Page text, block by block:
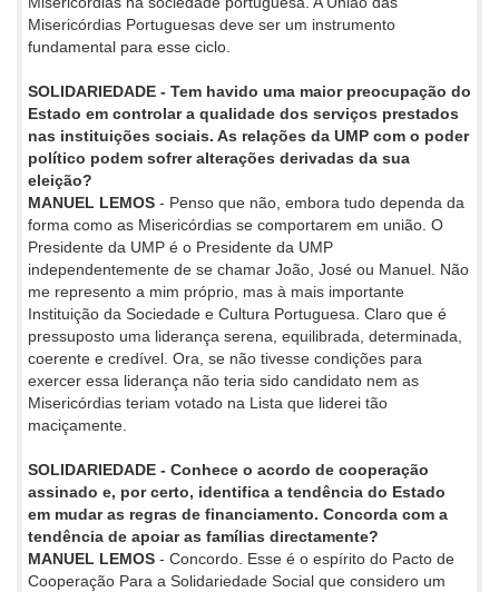
Misericórdias Portuguesas deve ser um instrumento
fundamental para esse ciclo.
SOLIDARIEDADE - Tem havido uma maior preocupação do
Estado em controlar a qualidade dos serviços prestados
nas instituições sociais. As relações da UMP com o poder
político podem sofrer alterações derivadas da sua
eleição?
MANUEL LEMOS - Penso que não, embora tudo dependa da
forma como as Misericórdias se comportarem em união. O
Presidente da UMP é o Presidente da UMP
independentemente de se chamar João, José ou Manuel. Não
me represento a mim próprio, mas à mais importante
Instituição da Sociedade e Cultura Portuguesa. Claro que é
pressuposto uma liderança serena, equilibrada, determinada,
coerente e credível. Ora, se não tivesse condições para
exercer essa liderança não teria sido candidato nem as
Misericórdias teriam votado na Lista que liderei tão
maciçamente.
SOLIDARIEDADE - Conhece o acordo de cooperação
assinado e, por certo, identifica a tendência do Estado
em mudar as regras de financiamento. Concorda com a
tendência de apoiar as famílias directamente?
MANUEL LEMOS - Concordo. Esse é o espírito do Pacto de
Cooperação Para a Solidariedade Social que considero um